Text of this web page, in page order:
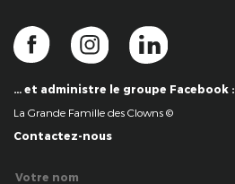
… et administre le groupe Facebook :
La Grande Famille des Clowns ©
Contactez-nous